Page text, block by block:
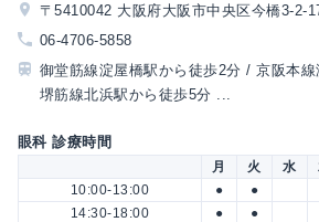
〒5410042 大阪府大阪市中央区今橋3-2-
06-4706-5858
御堂筋線淀屋橋駅から徒歩2分 / 京阪本
堺筋線北浜駅から徒歩5分 ...
眼科 診療時間
月 火 水
10:00-13:00
● ●
14:30-18:00
● ●